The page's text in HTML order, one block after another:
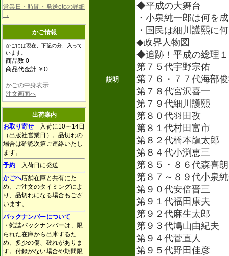
営業日・時間・発送etcの詳細
→
かご情報
かごには現在、下記の分、入って
います。
商品数 0
商品代金計 ￥0
かごの中身表示
注文画面へ
出荷案内
お取り寄せ 入荷に10～14日
（出版社営業日）。品切れの
場合は確認次第ご連絡いたし
ます。
予約 入荷日に発送
かごへ店舗在庫と共有にた
め、ご注文のタイミングによ
り、品切れになる場合もござ
います。
バックナンバーについて
・雑誌バックナンバーは、限
られた在庫から出庫するた
め、多少の傷、破れがありま
す。付録がない場合や期間限
説明
◆平成の大舞台
・小泉純一郎は何を
・国民は細川護熙に
◆政界人物図
◆追跡！平成の総理
第７５代宇野宗佑
第７６・７７代海部
第７８代宮沢喜一
第７９代細川護熙
第８０代羽田孜
第８１代村田富市
第８２代橋本龍太郎
第８４代小渕恵三
第８５・８６代森喜朗
第８７～８９代小泉
第９０代安倍晋三
第９１代福田康夫
第９２代麻生太郎
第９３代鳩山由紀夫
第９４代菅直人
第９５代野田佳彦